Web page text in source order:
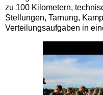
zu 100 Kilometern,
Stellungen, Tarnung,
Verteilungsaufgaben in